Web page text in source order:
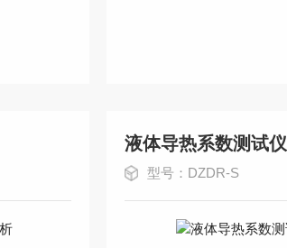
液体导热系数测试仪
型号：DZDR-S